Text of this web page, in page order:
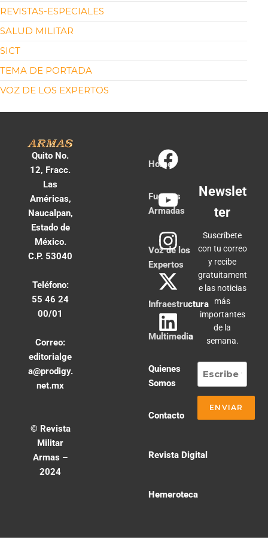
REVISTAS-ESPECIALES
SALUD MILITAR
SICT
TEMA DE PORTADA
VOZ DE LOS EXPERTOS
Quito No.
12, Fracc.
Las
Américas,
Naucalpan,
Estado de
México.
C.P. 53040
Teléfono:
55 46 24
00/01
Correo:
editorialge
a@prodigy.
net.mx
© Revista
Militar
Armas –
2024
Home
Fuerzas
Armadas
Voz de los
Expertos
Infraestructura
Multimedia
Quienes
Somos
Contacto
Revista Digital
Hemeroteca
Newslet
ter
Suscríbete
con tu correo
y recibe
gratuitament
e las noticias
más
importantes
de la
semana.